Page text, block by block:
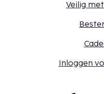
Veilig
Inloggen